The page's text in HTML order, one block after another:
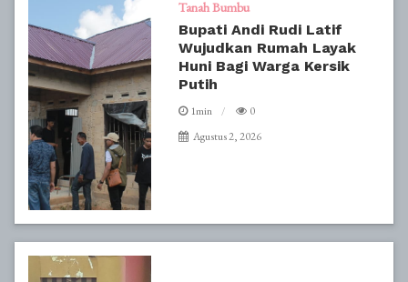
Tanah Bumbu
Bupati Andi Rudi Latif
Wujudkan Rumah Layak
Huni Bagi Warga Kersik
Putih
1min
0
Agustus 2, 2026